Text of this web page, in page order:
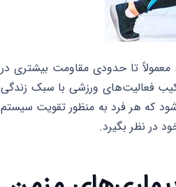
تا حدودی مقاومت بیشتری در
فعالیت‌های ورزشی با سبک زندگی
که هر فرد به منظور تقویت سیستم
در نظر بگیرد.